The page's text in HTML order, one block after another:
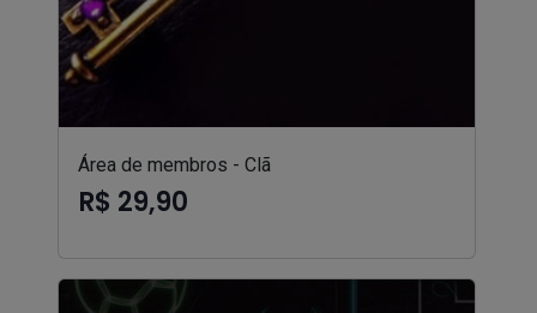
Área de membros - Clã
R$ 29,90